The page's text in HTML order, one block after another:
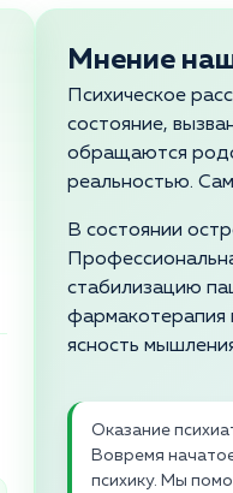
Мнение
Психическое
состояние,
обращаются
реальностью.
В состоянии
стабилизацию
фармакотерапия
ясность
Оказание
Вовремя
психику. Мы